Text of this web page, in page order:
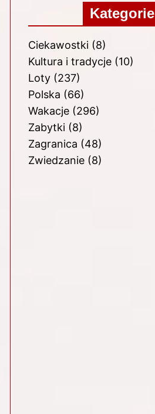
Kategorie
Ciekawostki(8)
Kultura i tradycje(10)
Loty(237)
Polska (66)
Wakacje(296)
Zabytki(8)
Zagranica (48)
Zwiedzanie(8)